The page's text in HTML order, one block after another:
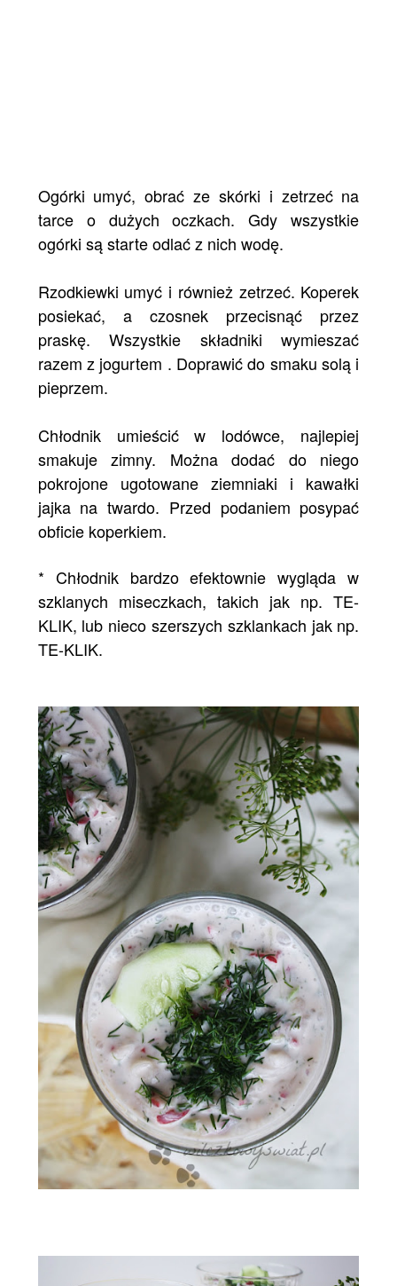
Ogórki umyć, obrać ze skórki i zetrzeć na
tarce o dużych oczkach. Gdy wszystkie
ogórki są starte odlać z nich wodę.
Rzodkiewki umyć i również zetrzeć. Koperek
posiekać, a czosnek przecisnąć przez
praskę. Wszystkie składniki wymieszać
razem z jogurtem . Doprawić do smaku solą i
pieprzem.
Chłodnik umieścić w lodówce, najlepiej
smakuje zimny. Można dodać do niego
pokrojone ugotowane ziemniaki i kawałki
jajka na twardo. Przed podaniem posypać
obficie koperkiem.
* Chłodnik bardzo efektownie wygląda w
szklanych miseczkach, takich jak np.TE-
KLIK, lub nieco szerszych szklankach jak np.
TE-KLIK.